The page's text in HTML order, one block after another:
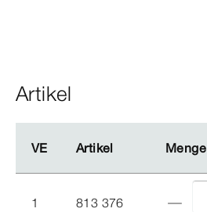
Artikel
VE Artikel Menge
VE Artikel Menge
1 813 376